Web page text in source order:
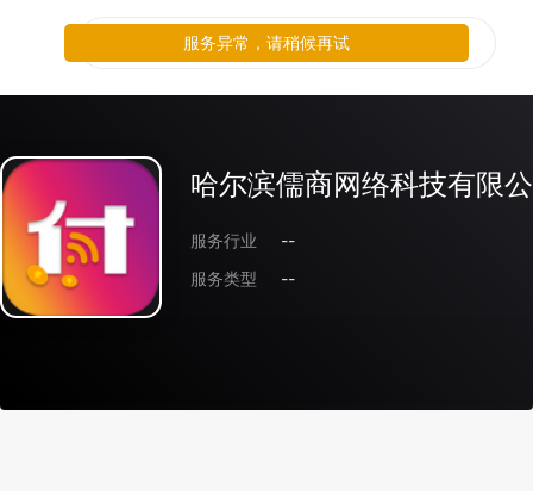
哈尔滨儒商网络科技有限
服务行业
--
服务类型
--
服务异常，请稍候再试